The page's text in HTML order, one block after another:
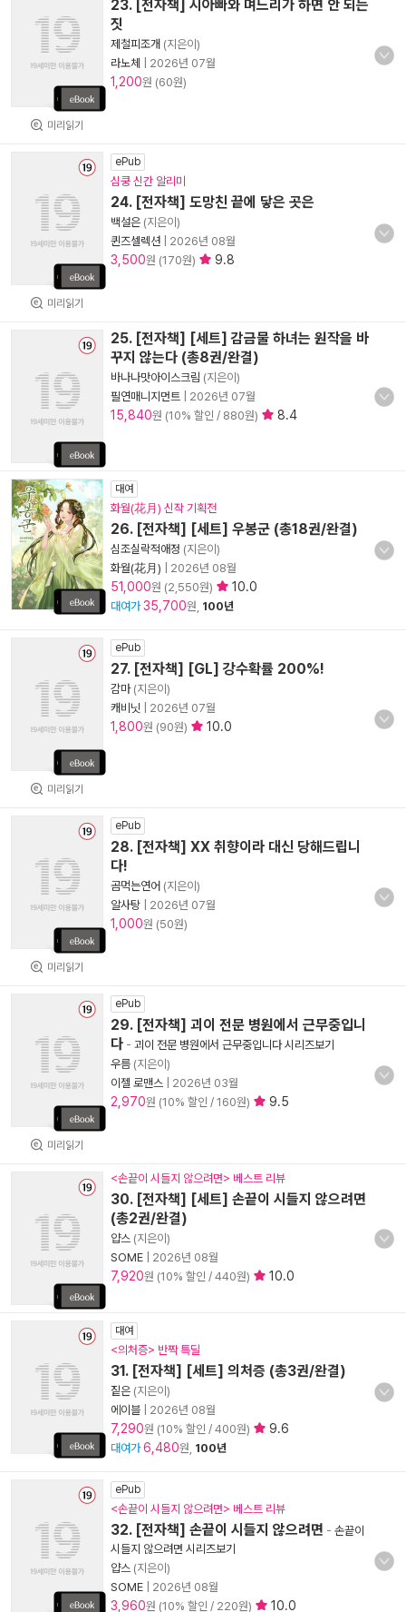
미리읽기
23. [전자책] 시아빠와 며느리가 하면 안 되는
짓
제철피조개 (지은이)
라노체
2026년 07월
1,200원 (60원)
미리읽기
ePub
심쿵 신간 알리미
24. [전자책] 도망친 끝에 닿은 곳은
백설은 (지은이)
퀸즈셀렉션
2026년 08월
3,500원 (170원) 9.8
25. [전자책] [세트] 감금물 하녀는 원작을 바
꾸지 않는다 (총8권/완결)
바나나맛아이스크림 (지은이)
필연매니지먼트
2026년 07월
15,840원 (10% 할인 / 880원) 8.4
대여
화월(花月) 신작 기획전
26. [전자책] [세트] 우봉군 (총18권/완결)
심조실락적애정 (지은이)
화월(花月)
2026년 08월
51,000원 (2,550원) 10.0
대여가 35,700원, 100년
미리읽기
ePub
27. [전자책] [GL] 강수확률 200%!
감마(지은이)
캐비닛
2026년 07월
1,800원 (90원) 10.0
미리읽기
ePub
28. [전자책] XX 취향이라 대신 당해드립니
다!
곰먹는연어 (지은이)
알사탕
2026년 07월
1,000원 (50원)
미리읽기
ePub
29. [전자책] 괴이 전문 병원에서 근무중입니
다 - 괴이 전문 병원에서 근무중입니다 시리즈보기
우름 (지은이)
이젤 로맨스
2026년 03월
2,970원 (10% 할인 / 160원) 9.5
<손끝이 시들지 않으려면> 베스트 리뷰
30. [전자책] [세트] 손끝이 시들지 않으려면
(총2권/완결)
얍스 (지은이)
SOME
2026년 08월
7,920원 (10% 할인 / 440원) 10.0
대여
<의처증> 반짝 특딜
31. [전자책] [세트] 의처증 (총3권/완결)
짙은 (지은이)
에이블
2026년 08월
7,290원 (10% 할인 / 400원) 9.6
대여가 6,480원, 100년
ePub
<손끝이 시들지 않으려면> 베스트 리뷰
32. [전자책] 손끝이 시들지 않으려면 - 손끝이
시들지 않으려면 시리즈보기
얍스 (지은이)
SOME
2026년 08월
3,960원 (10% 할인 / 220원) 10.0